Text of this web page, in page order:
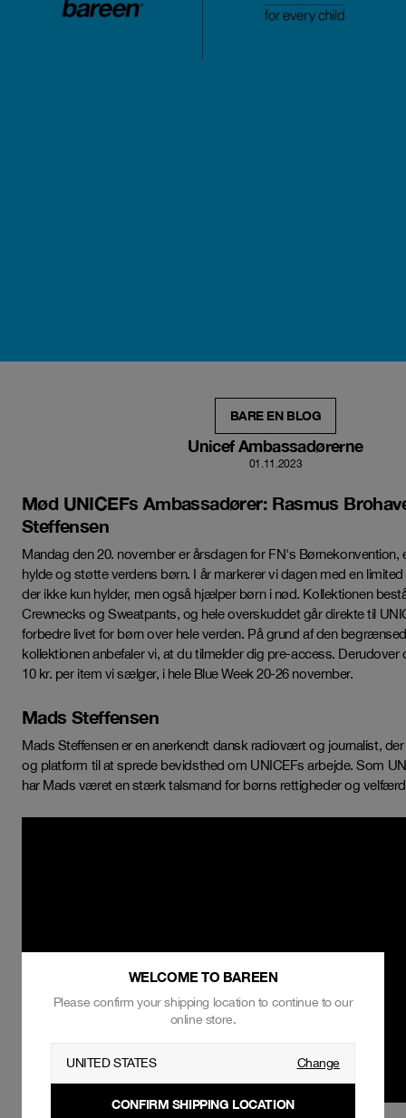
BARE EN BLOG
Unicef Ambassadørerne
01.11.2023
Mød UNICEFs Ambassadører: Rasmus
Steffensen
Mandag den 20. november er årsdagen for FN's Børnekonvention,
hylde og støtte verdens børn. I år markerer vi dagen med en
der ikke kun hylder, men også hjælper børn i nød. Kollektionen
Crewnecks og Sweatpants, og hele overskuddet går direkte til
forbedre livet for børn over hele verden. På grund af den
kollektionen anbefaler vi, at du tilmelder dig pre-access. Derudover
10 kr. per item vi sælger, i hele Blue Week 20-26 november.
Mads Steffensen
Mads Steffensen er en anerkendt dansk radiovært og journalist,
og platform til at sprede bevidsthed om UNICEFs arbejde. Som
har Mads været en stærk talsmand for børns rettigheder og
WELCOME TO BAREEN
Please confirm your shipping location to continue to our
online store.
UNITED STATES Change
CONFIRM SHIPPING LOCATION